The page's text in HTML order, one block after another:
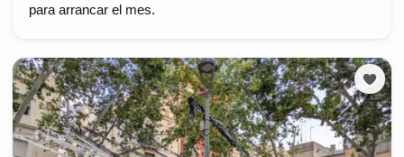
para arrancar el mes.